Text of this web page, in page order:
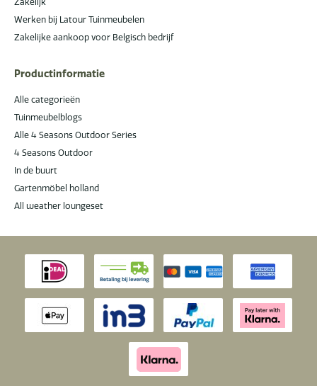
Werken bij Latour Tuinmeubelen
Zakelijke aankoop voor Belgisch bedrijf
Productinformatie
Alle categorieën
Tuinmeubelblogs
Alle 4 Seasons Outdoor Series
4 Seasons Outdoor
In de buurt
Gartenmöbel holland
All weather loungeset